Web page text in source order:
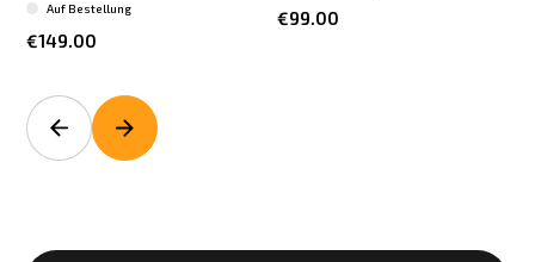
€149.00
Auf Bestellung €99.00